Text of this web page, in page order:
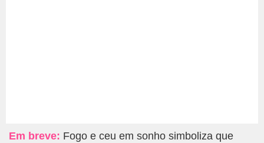
Em breve: Fogo e ceu em sonho simboliza que